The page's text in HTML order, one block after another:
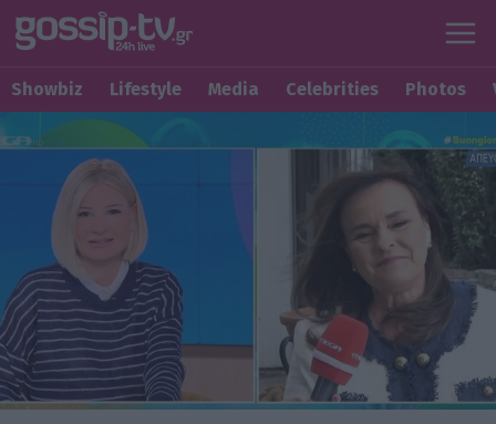
Showbiz Lifestyle Media Celebrities Photos